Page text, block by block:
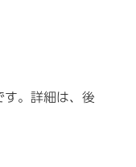
。詳細は、後